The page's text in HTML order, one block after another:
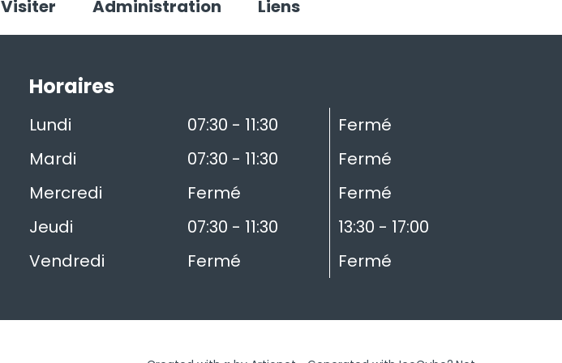
Visiter Administration Liens
Horaires
Lundi 07:30 - 11:30
Fermé
Mardi
07:30 - 11:30
Fermé
Mercredi
Fermé
Fermé
Jeudi
07:30 - 11:30
13:30 - 17:00
Vendredi
Fermé Fermé